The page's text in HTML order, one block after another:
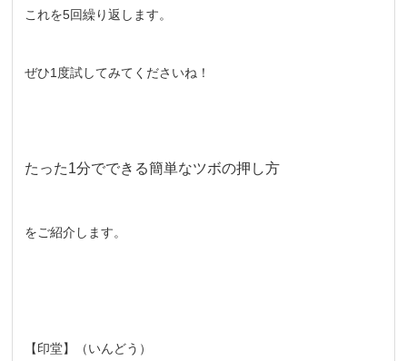
これを5回繰り返します。
ぜひ1度試してみてくださいね！
たった1分でできる簡単なツボの押し方
をご紹介します。
【印堂】（いんどう）